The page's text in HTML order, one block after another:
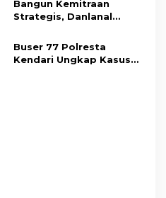
Bangun Kemitraan
Strategis, Danlanal
Wujudkan Informasi
Objektif dan Berimbang
Buser 77 Polresta
Kendari Ungkap Kasus